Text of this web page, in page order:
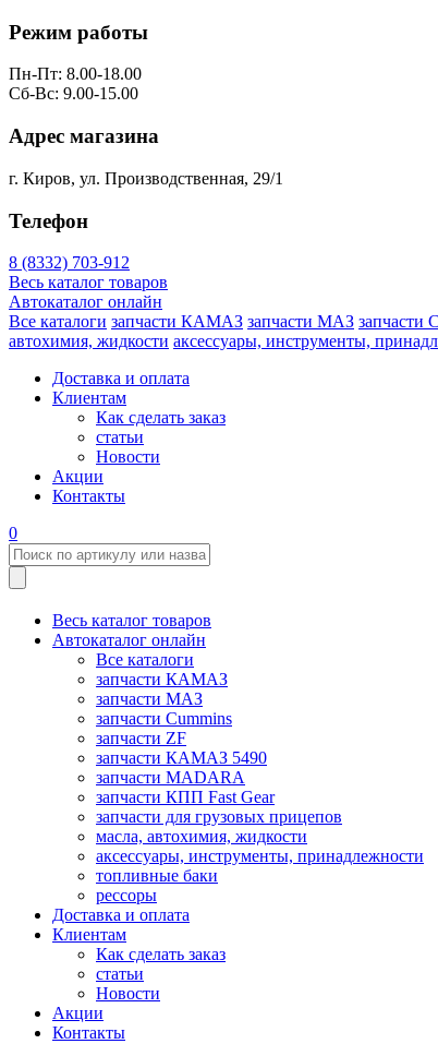
Режим работы
Пн-Пт: 8.00-18.00
Сб-Вс: 9.00-15.00
Адрес магазина
г. Киров, ул. Производственная, 29/1
Телефон
8 (8332) 703-912
Весь каталог товаров
Автокаталог онлайн
Все каталоги запчасти КАМАЗ запчасти МАЗ запчасти
автохимия, жидкости аксессуары, инструменты,
Доставка и оплата
Клиентам
Как сделать заказ
статьи
Новости
Акции
Контакты
0
Весь каталог товаров
Автокаталог онлайн
Все каталоги
запчасти КАМАЗ
запчасти МАЗ
запчасти Cummins
запчасти ZF
запчасти КАМАЗ 5490
запчасти MADARA
запчасти КПП Fast Gear
запчасти для грузовых прицепов
масла, автохимия, жидкости
аксессуары, инструменты, принадлежности
топливные баки
рессоры
Доставка и оплата
Клиентам
Как сделать заказ
статьи
Новости
Акции
Контакты